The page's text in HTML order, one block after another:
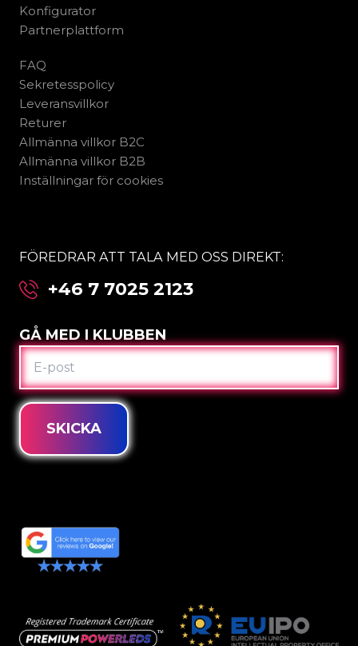
Konfigurator
Partnerplattform
FAQ
Sekretesspolicy
Leveransvillkor
Returer
Allmänna villkor B2C
Allmänna villkor B2B
Inställningar för cookies
FÖREDRAR ATT TALA MED OSS DIREKT:
+46 7 7025 2123
GÅ MED I KLUBBEN
E-
POST
SKICKA